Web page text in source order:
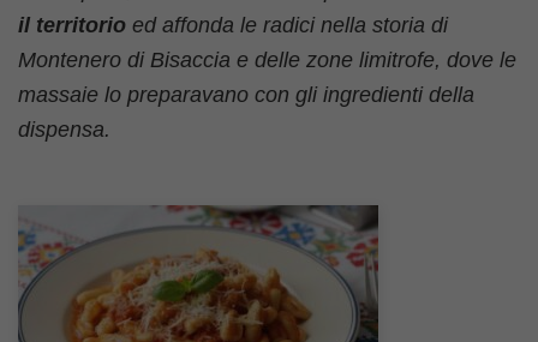
il territorio ed affonda le radici nella storia di
Montenero di Bisaccia e delle zone limitrofe, dove le
massaie lo preparavano con gli ingredienti della
dispensa.